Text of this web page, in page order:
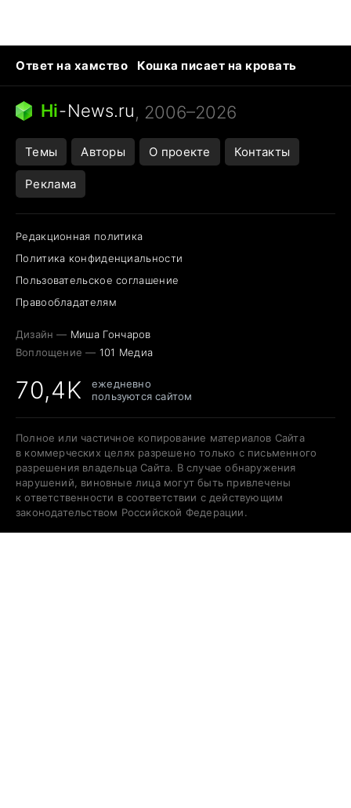
Ответ на хамство
Кошка писает на кровать
Тунцы в океанариуме
Следующая пандемия
Ядовитые пауки России
Открытие в Google Maps
Hi-News.ru, 2006–2026
Темы Авторы О проекте Контакты
Реклама
Редакционная политика
Политика конфиденциальности
Пользовательское соглашение
Правообладателям
Дизайн — Миша Гончаров
Воплощение — 101 Медиа
70,4K
ежедневно
пользуются сайтом
Полное или частичное копирование материалов Сайта
в коммерческих целях разрешено только с письменного
разрешения владельца Сайта. В случае обнаружения
нарушений, виновные лица могут быть привлечены
к ответственности в соответствии с действующим
законодательством Российской Федерации.